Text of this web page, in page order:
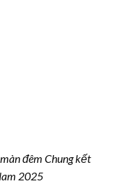
đêm Chung kết
2025